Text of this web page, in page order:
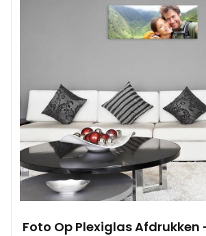
Foto Op Plexiglas Afdrukken